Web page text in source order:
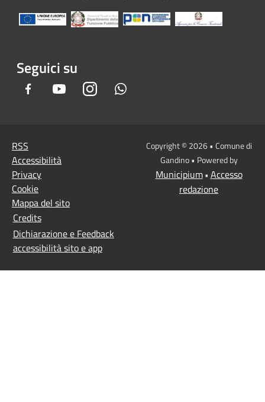
Seguici su
Facebook YoutubeInstagram
RSS
Accessibilità
Privacy
Cookie
Mappa del sito
Credits
Dichiarazione e Feedback
accessibilità sito e app
Copyright © 2026 • Comune di
Gandino • Powered by
Municipium• Accesso
redazione